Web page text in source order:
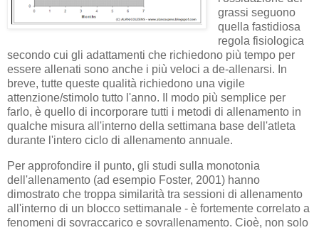
grassi seguono
quella fastidiosa
regola fisiologica
secondo cui gli adattamenti che richiedono più tempo per
essere allenati sono anche i più veloci a de-allenarsi. In
breve, tutte queste qualità richiedono una vigile
attenzione/stimolo tutto l'anno. Il modo più semplice per
farlo, è quello di incorporare tutti i metodi di allenamento in
qualche misura all'interno della settimana base dell'atleta
durante l'intero ciclo di allenamento annuale.
Per approfondire il punto, gli studi sulla monotonia
dell'allenamento (ad esempio Foster, 2001) hanno
dimostrato che troppa similarità tra sessioni di allenamento
all'interno di un blocco settimanale - è fortemente correlato a
fenomeni di sovraccarico e sovrallenamento. Cioè, non solo